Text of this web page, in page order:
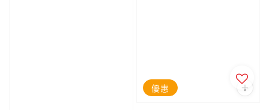
優惠